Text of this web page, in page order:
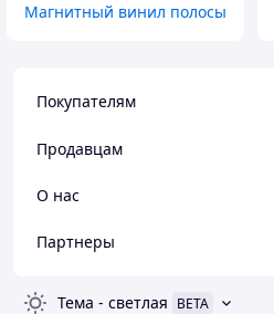
Магнитный винил полосы
Покупателям
Продавцам
О нас
Партнеры
Тема - светлая BETA